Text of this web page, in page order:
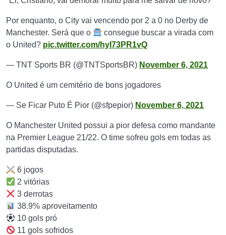
Por enquanto, o City vai vencendo por 2 a 0 no Derby de
Manchester. Será que o
consegue buscar a virada com
o United? pic.twitter.com/hyI73PR1vQ
— TNT Sports BR (@TNTSportsBR) November 6, 2021
O United é um cemitério de bons jogadores
— Se Ficar Puto É Pior (@sfpepior) November 6, 2021
O Manchester United possui a pior defesa como mandante
na Premier League 21/22. O time sofreu gols em todas as
partidas disputadas.
6 jogos
2 vitórias
3 derrotas
38.9% aproveitamento
10 gols pró
11 gols sofridos